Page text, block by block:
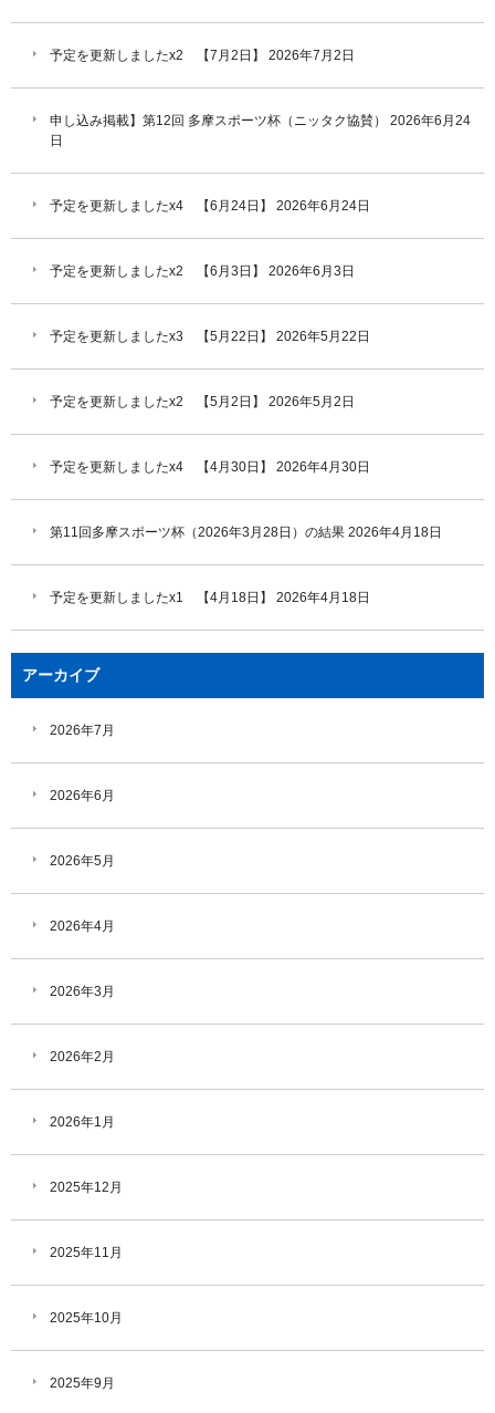
予定を更新しましたx2 【7月2日】 2026年7月2日
申し込み掲載】第12回 多摩スポーツ杯（ニッタク協賛）
2026年6月24
日
予定を更新しましたx4 【6月24日】 2026年6月24日
予定を更新しましたx2 【6月3日】 2026年6月3日
予定を更新しましたx3 【5月22日】 2026年5月22日
予定を更新しましたx2 【5月2日】 2026年5月2日
予定を更新しましたx4 【4月30日】 2026年4月30日
第11回多摩スポーツ杯（2026年3月28日）の結果 2026年4月18日
予定を更新しましたx1 【4月18日】 2026年4月18日
アーカイブ
2026年7月
2026年6月
2026年5月
2026年4月
2026年3月
2026年2月
2026年1月
2025年12月
2025年11月
2025年10月
2025年9月